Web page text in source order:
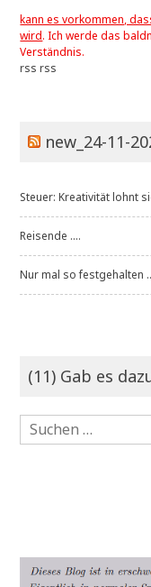
kann es vorkommen,
wird. Ich werde das
Verständnis.
rss rss
new_24-11-
Steuer: Kreativität lohnt
Reisende ....
Nur mal so festgehalten
(11) Gab es
Suchen
nach: